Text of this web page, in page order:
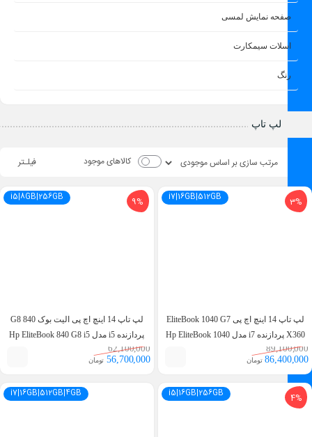
صفحه نمایش لمسی
اسلات سیمکارت
رنگ
لپ تاپ
فیلـتر کالاهای موجود
i7|16GB|512GB 3%
لپ تاپ 14 اینچ اچ پی EliteBook 1040 G7
X360 پردازنده i7 مدل Hp EliteBook 1040
G7 i7 10th 16GB 512GB X36089,100,000
86,400,000 تومان
i5|8GB|256GB 9%
لپ تاپ 14 اینچ اچ پی الیت بوک 840 G8
پردازنده i5 مدل Hp EliteBook 840 G8 i5
11th 8GB 256GB Touch62,100,000
56,700,000 تومان
i5|16GB|256GB 4%
i7|16GB|512GB|4GB